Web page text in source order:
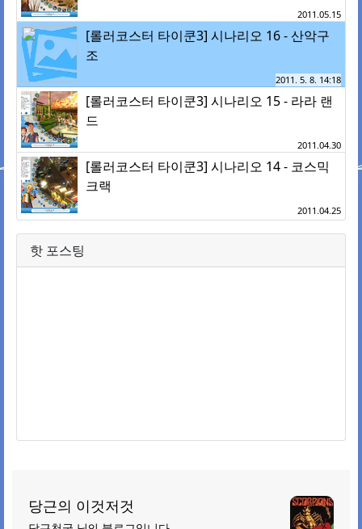
2011.05.15
[롤러코스터 타이쿤3] 시나리오 16 - 산악구
조
2011. 5. 8. 14:18
[롤러코스터 타이쿤3] 시나리오 15 - 라라 랜
드
2011.04.30
[롤러코스터 타이쿤3] 시나리오 14 - 코스믹
크랙
2011.04.25
핫 포스팅
당근의 이것저것